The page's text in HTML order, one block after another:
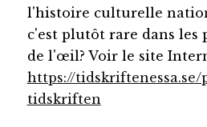
l'histoire culturelle
c'est plutôt rare dans les
de l'œil? Voir le site
https://tidskriftenessa.se/
tidskriften